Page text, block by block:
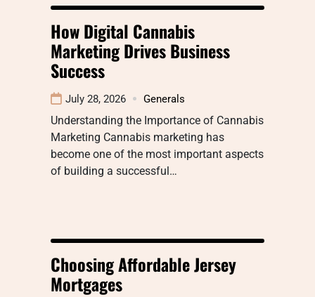
How Digital Cannabis
Marketing Drives Business
Success
July 28, 2026 Generals
Understanding the Importance of Cannabis
Marketing Cannabis marketing has
become one of the most important aspects
of building a successful…
Choosing Affordable Jersey
Mortgages